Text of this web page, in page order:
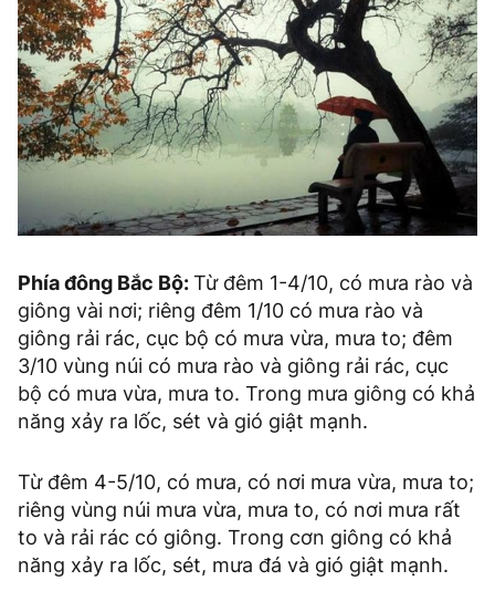
Phía đông Bắc Bộ:Từ đêm 1-4/10, có mưa rào và
giông vài nơi; riêng đêm 1/10 có mưa rào và
giông rải rác, cục bộ có mưa vừa, mưa to; đêm
3/10 vùng núi có mưa rào và giông rải rác, cục
bộ có mưa vừa, mưa to. Trong mưa giông có khả
năng xảy ra lốc, sét và gió giật mạnh.
Từ đêm 4-5/10, có mưa, có nơi mưa vừa, mưa to;
riêng vùng núi mưa vừa, mưa to, có nơi mưa rất
to và rải rác có giông. Trong cơn giông có khả
năng xảy ra lốc, sét, mưa đá và gió giật mạnh.